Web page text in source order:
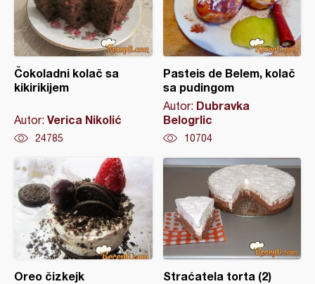
Čokoladni kolač sa
kikirikijem
Autor: Verica Nikolić
24785
Pasteis de Belem, kolač
sa pudingom
Autor: Dubravka
Belogrlic
10704
Oreo čizkejk Straćatela torta (2)